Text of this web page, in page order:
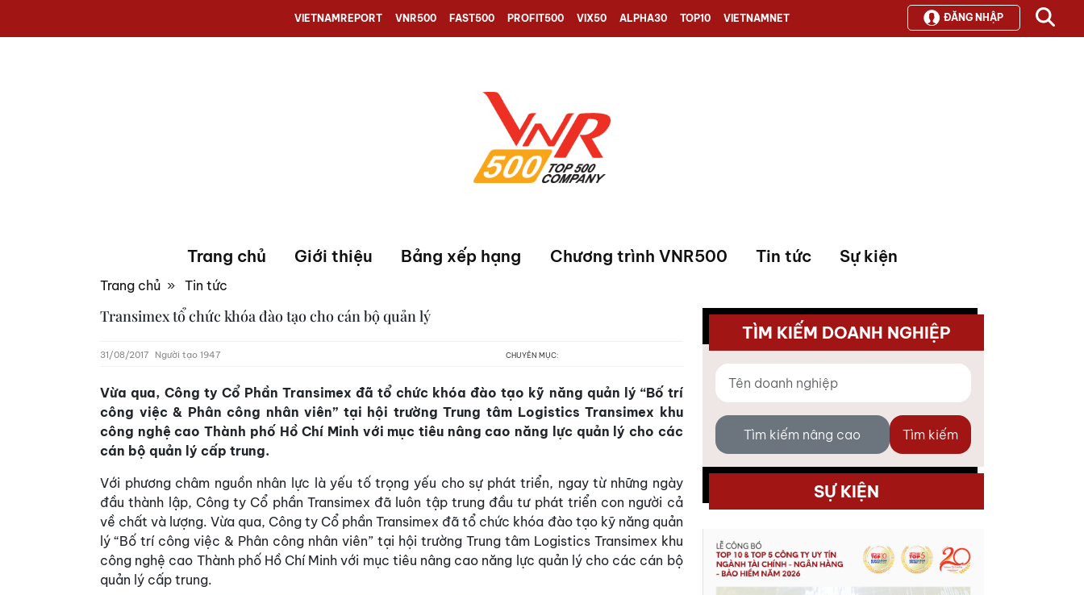
VIETNAMREPORT VNR500 FAST500 PROFIT500 VIX50 ALPHA30 TOP10 VIETNAMNET ĐĂNG NHẬP
Trang chủ Giới thiệu Bảng xếp hạng Chương trình VNR500 Tin tức Sự kiện
Trang chủ » Tin tức
Transimex tổ chức khóa đào tạo cho cán bộ quản lý
31/08/2017 Người tạo 1947 CHUYÊN MỤC:
Vừa qua, Công ty Cổ Phần Transimex đã tổ chức khóa đào tạo kỹ năng quản lý “Bố trí
công việc & Phân công nhân viên” tại hội trường Trung tâm Logistics Transimex khu
công nghệ cao Thành phố Hồ Chí Minh với mục tiêu nâng cao năng lực quản lý cho các
cán bộ quản lý cấp trung.
Với phương châm nguồn nhân lực là yếu tố trọng yếu cho sự phát triển, ngay từ những ngày
đầu thành lập, Công ty Cổ phần Transimex đã luôn tập trung đầu tư phát triển con người cả
về chất và lượng. Vừa qua, Công ty Cổ phần Transimex đã tổ chức khóa đào tạo kỹ năng quản
lý “Bố trí công việc & Phân công nhân viên” tại hội trường Trung tâm Logistics Transimex khu
công nghệ cao Thành phố Hồ Chí Minh với mục tiêu nâng cao năng lực quản lý cho các cán bộ
quản lý cấp trung.
TÌM KIẾM DOANH NGHIỆP
Tìm kiếm nâng cao Tìm kiếm
SỰ KIỆN